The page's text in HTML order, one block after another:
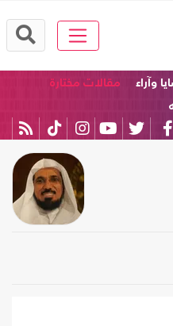
وآراء
مقالات مختارة